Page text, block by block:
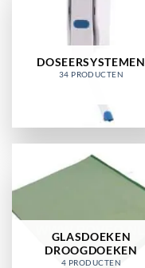
DOSEERSYSTEMEN
34 PRODUCTEN
GLASDOEKEN
DROOGDOEKEN
4 PRODUCTEN